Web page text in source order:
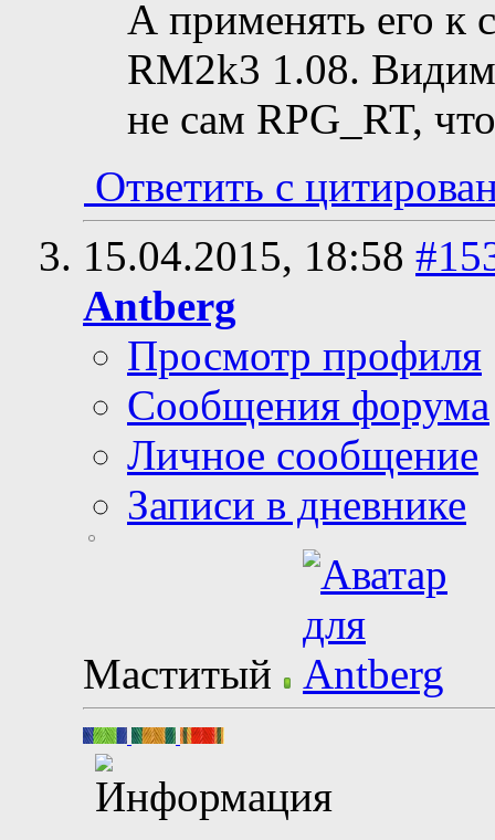
А применять его к
RM2k3 1.08.
не сам RPG_RT,
Ответить с
15.04.2015, 18:58
Antberg
Просмотр профиля
Сообщения форума
Личное сообщение
Записи в дневнике
Маститый